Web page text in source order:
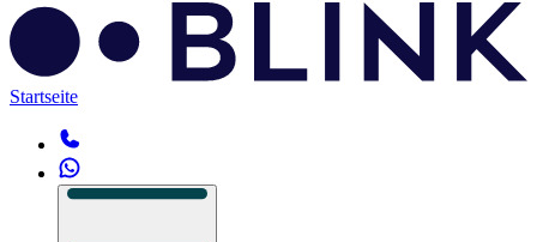
Startseite